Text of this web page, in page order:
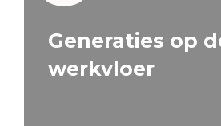
Generaties op
werkvloer